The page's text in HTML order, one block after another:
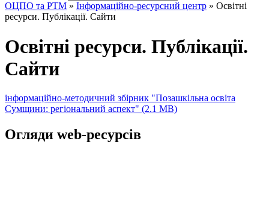
ОЦПО та РТМ » Інформаційно-ресурсний центр » Освітні
ресурси. Публікації. Сайти
Освітні ресурси. Публікації.
Сайти
інформаційно-методичний збірник "Позашкільна освіта
Сумщини: регіональний аспект" (2.1 MB)
Огляди web-ресурсів